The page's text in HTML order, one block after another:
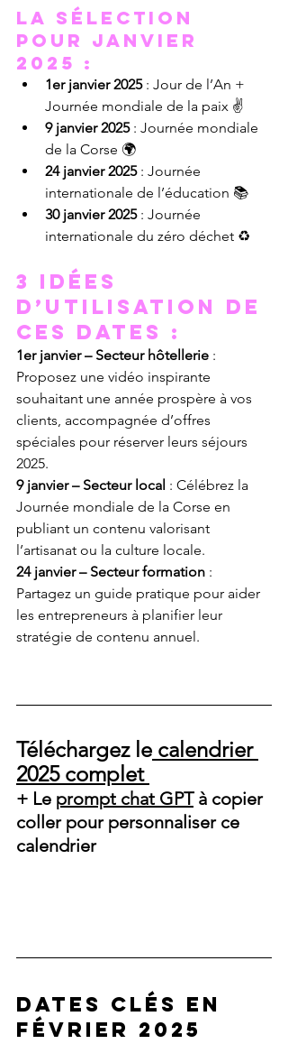
La sélection
pour Janvier
2025 :
1er janvier 2025 : Jour de l’An +
Journée mondiale de la paix ✌️
9 janvier 2025 : Journée mondiale
de la Corse 🌍
24 janvier 2025 : Journée
internationale de l’éducation 📚
30 janvier 2025 : Journée
internationale du zéro déchet ♻️
3 Idées
d’utilisation de
ces dates :
1er janvier – Secteur hôtellerie :
Proposez une vidéo inspirante
souhaitant une année prospère à vos
clients, accompagnée d’offres
spéciales pour réserver leurs séjours
2025.
9 janvier – Secteur local : Célébrez la
Journée mondiale de la Corse en
publiant un contenu valorisant
l’artisanat ou la culture locale.
24 janvier – Secteur formation :
Partagez un guide pratique pour aider
les entrepreneurs à planifier leur
stratégie de contenu annuel.
Téléchargez le calendrier
2025 complet
+ Le prompt chat GPT à copier
coller pour personnaliser ce
calendrier
Dates clés en
février 2025